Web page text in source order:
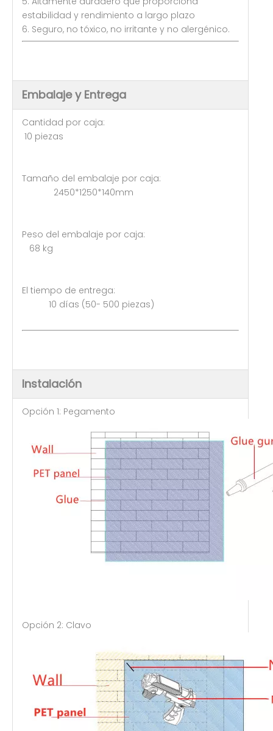
estabilidad y rendimiento a largo plazo
6. Seguro, no tóxico, no irritante y no alergénico.
Embalaje y Entrega
Cantidad por caja:
10 piezas
Tamaño del embalaje por caja:
2450*1250*140mm
Peso del embalaje por caja:
68 kg
El tiempo de entrega:
10 días (50- 500 piezas)
Instalación
Opción 1: Pegamento
Opción 2: Clavo